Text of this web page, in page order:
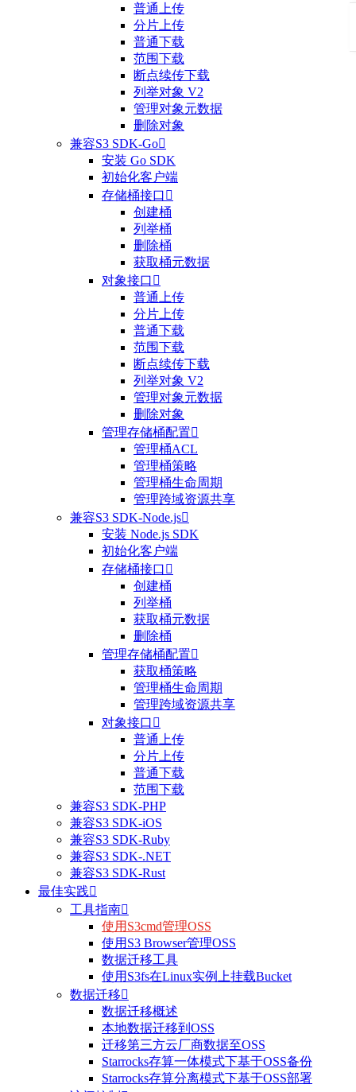
普通上传
分片上传
普通下载
范围下载
断点续传下载
列举对象 V2
管理对象元数据
删除对象
兼容S3 SDK-Go
安装 Go SDK
初始化客户端
存储桶接口 
创建桶
列举桶
删除桶
获取桶元数据
对象接口 
普通上传
分片上传
普通下载
范围下载
断点续传下载
列举对象 V2
管理对象元数据
删除对象
管理存储桶配置
管理桶ACL
管理桶策略
管理桶生命周期
管理跨域资源共享
兼容S3 SDK-Node.js
安装 Node.js SDK
初始化客户端
存储桶接口 
创建桶
列举桶
获取桶元数据
删除桶
管理存储桶配置
获取桶策略
管理桶生命周期
管理跨域资源共享
对象接口 
普通上传
分片上传
普通下载
范围下载
兼容S3 SDK-PHP
兼容S3 SDK-iOS
兼容S3 SDK-Ruby
兼容S3 SDK-.NET
兼容S3 SDK-Rust
最佳实践
工具指南
使用S3cmd管理OSS
使用S3 Browser管理OSS
数据迁移工具
使用S3fs在Linux实例上挂载Bucket
数据迁移
数据迁移概述
本地数据迁移到OSS
迁移第三方云厂商数据至OSS
Starrocks存算一体模式下基于OSS备份
Starrocks存算分离模式下基于OSS部署